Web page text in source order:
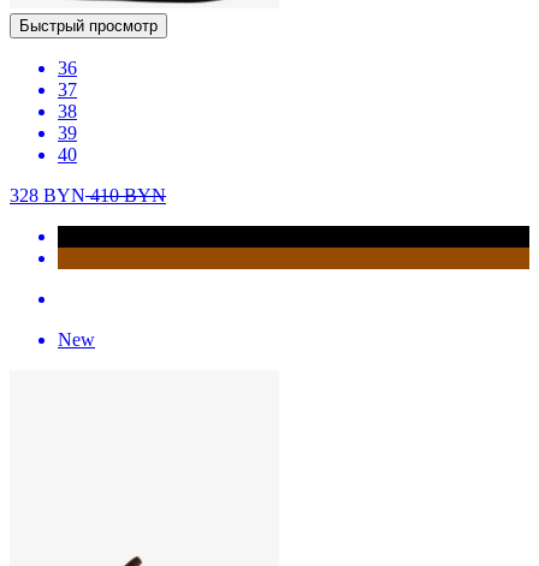
Быстрый просмотр
36
37
38
39
40
328 BYN410BYN
New